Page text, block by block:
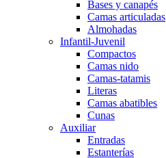
Bases y canapés
Camas articuladas
Almohadas
Infantil-Juvenil
Compactos
Camas nido
Camas-tatamis
Literas
Camas abatibles
Cunas
Auxiliar
Entradas
Estanterías